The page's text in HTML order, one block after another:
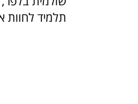
תלמיד